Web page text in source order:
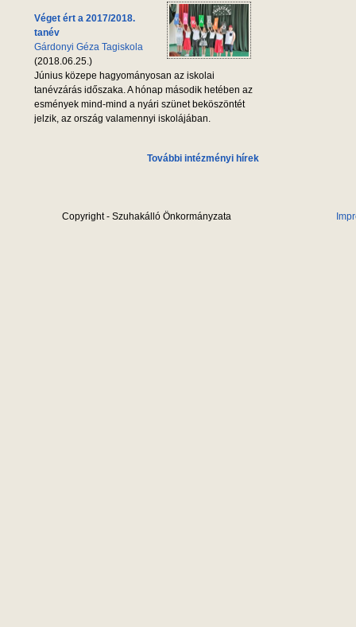
Véget ért a 2017/2018.
tanév
Gárdonyi Géza Tagiskola
(2018.06.25.)
Június közepe hagyományosan az iskolai
tanévzárás időszaka. A hónap második hetében az
esmények mind-mind a nyári szünet beköszöntét
jelzik, az ország valamennyi iskolájában.
További intézményi hírek
Copyright - Szuhakálló Önkormányzata